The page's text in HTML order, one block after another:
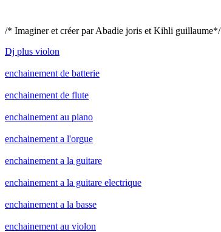
/* Imaginer et créer par Abadie joris et Kihli guillaume*/
Dj plus violon
enchainement de batterie
enchainement de flute
enchainement au piano
enchainement a l'orgue
enchainement a la guitare
enchainement a la guitare electrique
enchainement a la basse
enchainement au violon